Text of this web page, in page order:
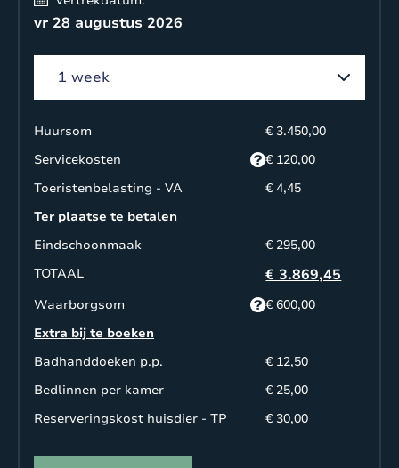
vr 28 augustus 2026
Huursom
€ 3.450,00
Servicekosten
€ 120,00
Toeristenbelasting - VA
€ 4,45
Ter plaatse te betalen
Eindschoonmaak
€ 295,00
TOTAAL
€ 3.869,45
Waarborgsom
€ 600,00
Extra bij te boeken
Badhanddoeken p.p.
€ 12,50
Bedlinnen per kamer
€ 25,00
Reserveringskost huisdier - TP
€ 30,00